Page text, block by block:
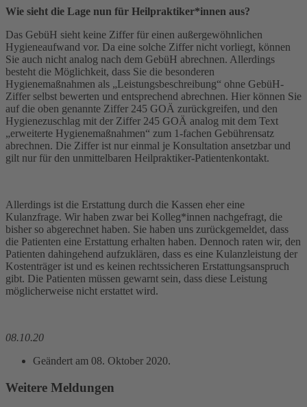
Wie sieht die Lage nun für Heilpraktiker*innen aus?
Das GebüH sieht keine Ziffer für einen außergewöhnlichen
Hygieneaufwand vor. Da eine solche Ziffer nicht vorliegt, können
Sie auch nicht analog nach dem GebüH abrechnen. Allerdings
besteht die Möglichkeit, dass Sie die besonderen
Hygienemaßnahmen als „Leistungsbeschreibung“ ohne GebüH-
Ziffer selbst bewerten und entsprechend abrechnen. Hier können Sie
auf die oben genannte Ziffer 245 GOÄ zurückgreifen, und den
Hygienezuschlag mit der Ziffer 245 GOÄ analog mit dem Text
„erweiterte Hygienemaßnahmen“ zum 1-fachen Gebührensatz
abrechnen. Die Ziffer ist nur einmal je Konsultation ansetzbar und
gilt nur für den unmittelbaren Heilpraktiker-Patientenkontakt.
Allerdings ist die Erstattung durch die Kassen eher eine
Kulanzfrage. Wir haben zwar bei Kolleg*innen nachgefragt, die
bisher so abgerechnet haben. Sie haben uns zurückgemeldet, dass
die Patienten eine Erstattung erhalten haben. Dennoch raten wir, den
Patienten dahingehend aufzuklären, dass es eine Kulanzleistung der
Kostenträger ist und es keinen rechtssicheren Erstattungsanspruch
gibt. Die Patienten müssen gewarnt sein, dass diese Leistung
möglicherweise nicht erstattet wird.
08.10.20
Geändert am 08. Oktober 2020.
Weitere Meldungen